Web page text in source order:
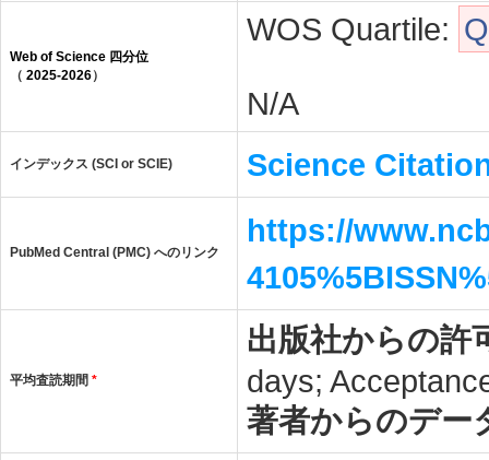
Web of Science 四分位
（ 2025-2026）
WOS Quartile:
N/A
インデックス (SCI or SCIE) Science
PubMed Central (PMC) へのリンク
https://
平均査読期間 *
出版社からの
days;
著者からのデ